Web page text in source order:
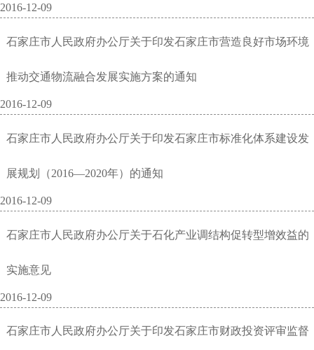
2016-12-09
石家庄市人民政府办公厅关于印发石家庄市营造良好市场环境
推动交通物流融合发展实施方案的通知
2016-12-09
石家庄市人民政府办公厅关于印发石家庄市标准化体系建设发
展规划（2016—2020年）的通知
2016-12-09
石家庄市人民政府办公厅关于石化产业调结构促转型增效益的
实施意见
2016-12-09
石家庄市人民政府办公厅关于印发石家庄市财政投资评审监督